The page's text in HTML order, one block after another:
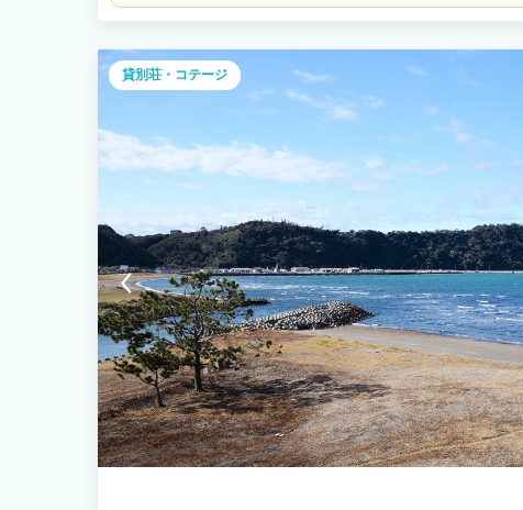
利さや豪華さではなく、ゆっくりと流れる時間や人の温かさを感じ
浴が楽しめます。 ・雨の日には、車で5分程度の「B&G海
府浜と市後浜は車で約25分。
貸別荘・コテージ